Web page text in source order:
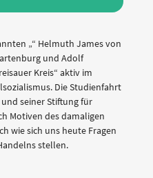
„“ Helmuth James von
und Adolf
Kreis“ aktiv im
Die Studienfahrt
seiner Stiftung für
Motiven des damaligen
wie sich uns heute Fragen
stellen.